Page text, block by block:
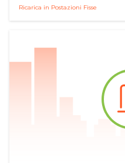
Ricarica in Postazioni Fisse